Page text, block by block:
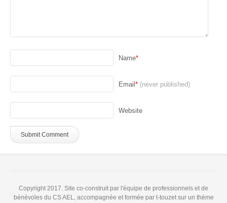
Name*
Email * (never published)
Website
Copyright 2017. Site co-construit par l'équipe de professionnels et de
bénévoles du CS AEL, accompagnée et formée par t-touzet sur un thème